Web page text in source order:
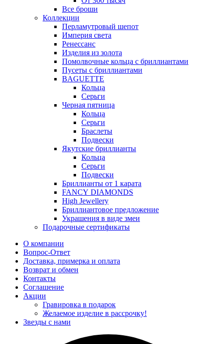
Все броши
Коллекции
Перламутровый шепот
Империя света
Ренессанс
Изделия из золота
Помолвочные кольца с бриллиантами
Пусеты с бриллиантами
BAGUETTE
Кольца
Серьги
Черная пятница
Кольца
Серьги
Браслеты
Подвески
Якутские бриллианты
Кольца
Серьги
Подвески
Бриллианты от 1 карата
FANCY DIAMONDS
High Jewellery
Бриллиантовое предложение
Украшения в виде змеи
Подарочные сертификаты
О компании
Вопрос-Ответ
Доставка, примерка и оплата
Возврат и обмен
Контакты
Соглашение
Акции
Гравировка в подарок
Желаемое изделие в рассрочку!
Звезды с нами